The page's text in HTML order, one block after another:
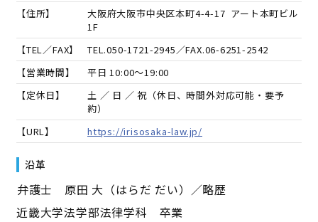
【住所】
大阪府大阪市中央区本町4-4-17 アート本町ビル
1F
【TEL／FAX】
TEL.050-1721-2945／FAX.06-6251-2542
【営業時間】
平日 10:00～19:00
【定休日】
土 ／ 日 ／ 祝（休日、時間外対応可能・要予
約）
【URL】
https://irisosaka-law.jp/
沿革
――弁護士 原田 大（はらだ だい）／略歴――
近畿大学法学部法律学科 卒業